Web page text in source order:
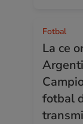
Fotbal
La ce
fotbal